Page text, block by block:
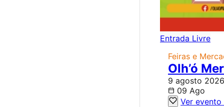
Entrada Livre
Feiras e
Olh’ó
9 agosto
09 Ago
Ver